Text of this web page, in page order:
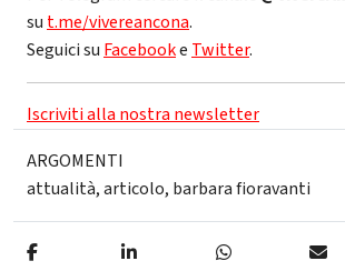
su t.me/vivereancona.
Seguici su Facebooke Twitter.
Iscriviti alla nostra newsletter
ARGOMENTI
attualità,articolo, barbara fioravanti